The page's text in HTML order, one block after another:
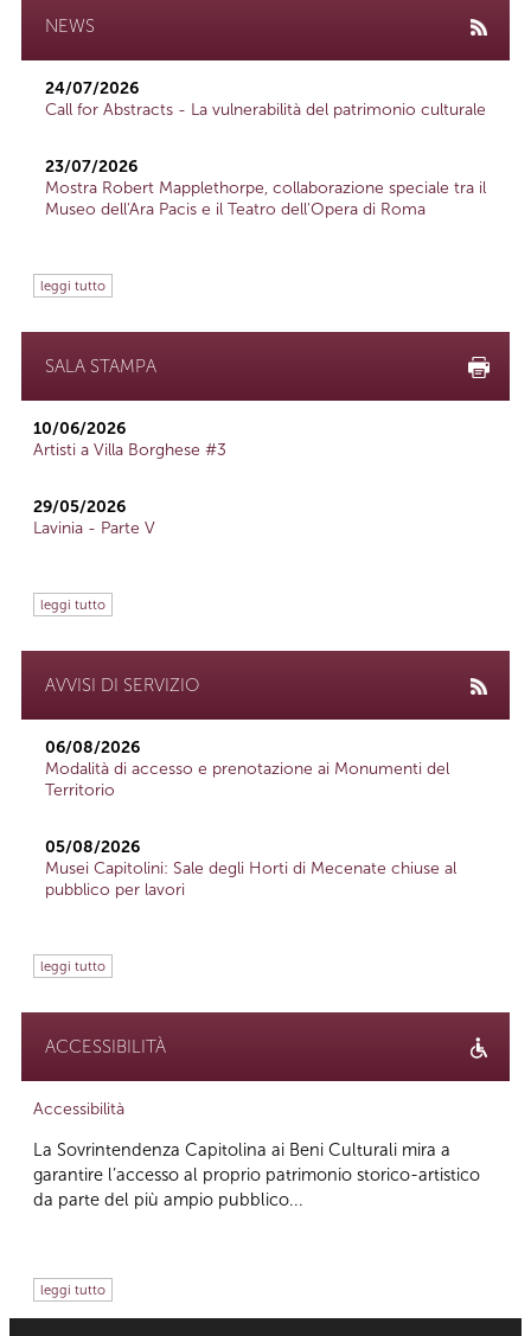
NEWS
24/07/2026
Call for Abstracts - La vulnerabilità del patrimonio culturale
23/07/2026
Mostra Robert Mapplethorpe, collaborazione speciale tra il
Museo dell'Ara Pacis e il Teatro dell'Opera di Roma
leggi tutto
SALA STAMPA
10/06/2026
Artisti a Villa Borghese #3
29/05/2026
Lavinia - Parte V
leggi tutto
AVVISI DI SERVIZIO
06/08/2026
Modalità di accesso e prenotazione ai Monumenti del
Territorio
05/08/2026
Musei Capitolini: Sale degli Horti di Mecenate chiuse al
pubblico per lavori
leggi tutto
ACCESSIBILITÀ
Accessibilità
La Sovrintendenza Capitolina ai Beni Culturali mira a
garantire l’accesso al proprio patrimonio storico-artistico
da parte del più ampio pubblico...
leggi tutto